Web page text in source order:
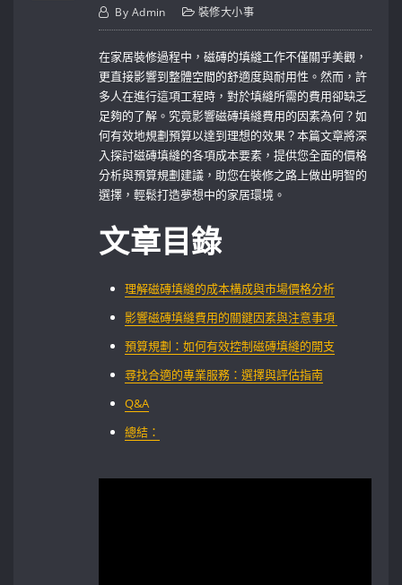
By Admin 裝修大小事
在家居裝修過程中，磁磚的填縫工作不僅關乎美觀，
更直接影響到整體空間的舒適度與耐用性。然而，許
多人在進行這項工程時，對於填縫所需的費用卻缺乏
足夠的了解。究竟影響磁磚填縫費用的因素為何？如
何有效地規劃預算以達到理想的效果？本篇文章將深
入探討磁磚填縫的各項成本要素，提供您全面的價格
分析與預算規劃建議，助您在裝修之路上做出明智的
選擇，輕鬆打造夢想中的家居環境。
文章目錄
理解磁磚填縫的成本構成與市場價格分析
影響磁磚填縫費用的關鍵因素與注意事項 ‌
預算規劃：如何有效控制磁磚填縫的開支
尋找合適的專業服務：選擇與評估指南
Q&A
總結：